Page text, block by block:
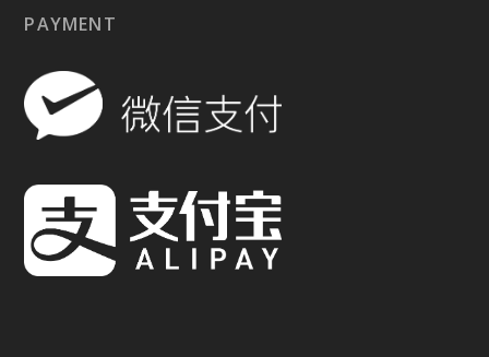
PAYMENT